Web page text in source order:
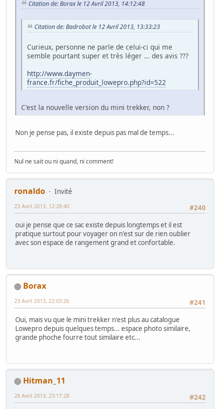
Citation de: Borax le 12 Avril 2013, 14:12:48
Citation de: Badrobot le 12 Avril 2013, 13:33:23
Curieux, personne ne parle de celui-ci qui me
semble pourtant super et très léger ... des avis ???
http://www.daymen-
france.fr/fiche_produit_lowepro.php?id=522
C'est la nouvelle version du mini trekker, non ?
Non je pense pas, il existe depuis pas mal de temps...
Nul ne sait ou ni quand, ni comment!
ronaldo
Invité
#240
23 Avril 2013, 12:28:40
oui je pense que ce sac existe depuis longtemps et il est
pratique surtout pour voyager on n'est sur de rien oublier
avec son espace de rangement grand et confortable.
Borax
#241
23 Avril 2013, 22:03:26
Oui, mais vu que le mini trekker n'est plus au catalogue
Lowepro depuis quelques temps... espace photo similaire,
grande phoche fourre tout similaire etc...
Hitman_11
#242
28 Avril 2013, 23:17:28